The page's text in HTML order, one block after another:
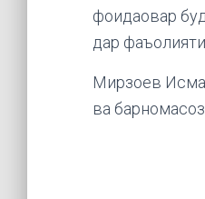
фоидаовар
дар
Мирзоев
ва